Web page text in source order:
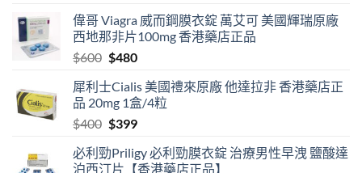
$529
through
偉哥 Viagra 威而鋼膜衣錠 萬艾可 美國輝瑞原廠
西地那非片100mg 香港藥店正品
$600 Original
was:
$600.
$480Current
is:
$480.
犀利士Cialis 美國禮來原廠 他達拉非 香港藥店正
品 20mg 1盒/4粒
$400 Original
was:
$399Current
is:
必利勁Priligy 必利勁膜衣錠 治療男性早洩 鹽酸達
泊西汀片【香港藥店正品】